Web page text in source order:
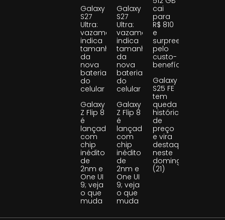
Galaxy
S27
Ultra:
vazamento
indica
tamanho
da
nova
bateria
do
celular
Galaxy
Z Flip 8
é
lançado
com
chip
inédito
de
2nm e
One UI
9; veja
o que
muda
Galaxy
S27
Ultra:
vazamento
indica
tamanho
da
nova
bateria
do
celular
Galaxy
Z Flip 8
é
lançado
com
chip
inédito
de
2nm e
One UI
9; veja
o que
muda
cai
para
R$ 810
e
surpreende
pelo
custo-
benefício
Galaxy
S25 FE
tem
queda
histórica
de
preço
e vira
destaque
neste
domingo
(21)